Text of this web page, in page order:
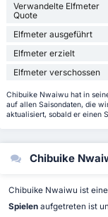
Verwandelte Elfmeter
Quote
Elfmeter ausgeführt
Elfmeter erzielt
Elfmeter verschossen
Chibuike Nwaiwu hat in
auf allen Saisondaten, die
aktualisiert, sobald er einen
Chibuike
Chibuike Nwaiwu ist
Spielenaufgetreten ist